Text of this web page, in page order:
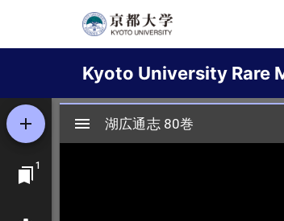
Kyoto University Rare
navigation